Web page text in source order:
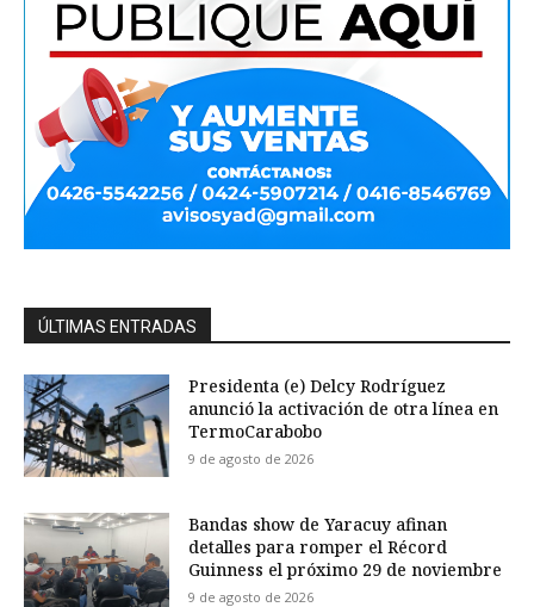
ÚLTIMAS ENTRADAS
Presidenta (e) Delcy Rodríguez
anunció la activación de otra línea en
TermoCarabobo
9 de agosto de 2026
Bandas show de Yaracuy afinan
detalles para romper el Récord
Guinness el próximo 29 de noviembre
9 de agosto de 2026